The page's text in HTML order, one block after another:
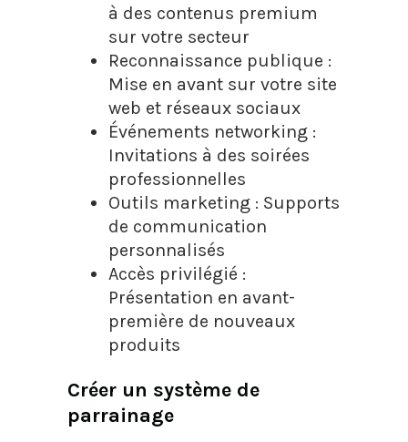
à des contenus premium
sur votre secteur
Reconnaissance publique :
Mise en avant sur votre site
web et réseaux sociaux
Événements networking :
Invitations à des soirées
professionnelles
Outils marketing : Supports
de communication
personnalisés
Accès privilégié :
Présentation en avant-
première de nouveaux
produits
Créer un système de
parrainage